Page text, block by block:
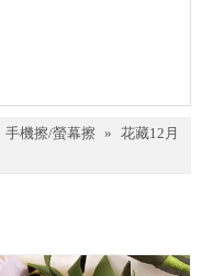
手機擦/螢幕擦 » 花藏12月